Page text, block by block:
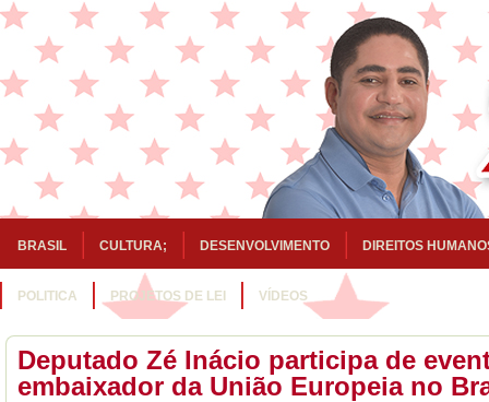
BRASIL CULTURA; DESENVOLVIMENTO DIREITOS
POLITICA PROJETOS DE LEI VÍDEOS
Deputado Zé Inácio participa de
embaixador da União Europeia no